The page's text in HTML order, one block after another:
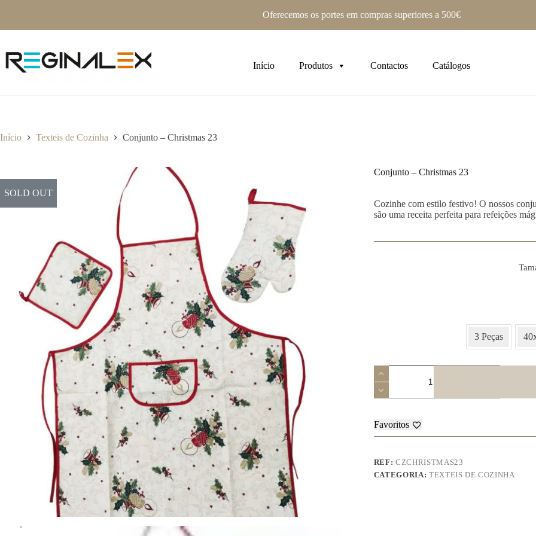
Oferecemos os portes em compras superiores a 500€
Início Produtos Contactos Catálogos
Início Texteis de Cozinha Conjunto – Christmas 23
SOLD OUT
Conjunto – Christmas 23
Cozinhe com estilo festivo! O nossos
são uma receita perfeita para refeições
3 Peças
Quantidade
de
Conjunto
-
23
Favoritos
REF:CZCHRISTMAS23
CATEGORIA: TEXTEIS DE COZINHA